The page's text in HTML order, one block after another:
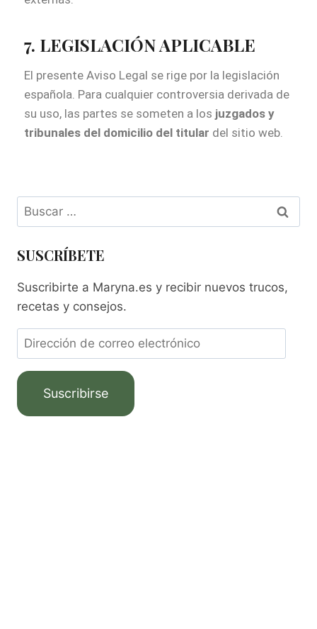
7. LEGISLACIÓN APLICABLE
El presente Aviso Legal se rige por la legislación
española. Para cualquier controversia derivada de
su uso, las partes se someten a los juzgados y
tribunales del domicilio del titular del sitio web.
SUSCRÍBETE
Suscribirte a Maryna.es y recibir nuevos trucos,
recetas y consejos.
Suscribirse